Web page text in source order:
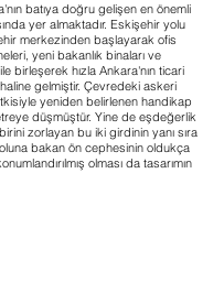
batıya doğru gelişen en önemli
yer almaktadır. Eskişehir yolu
merkezinden başlayarak ofis
yeni bakanlık binaları ve
birleşerek hızla Ankara'nın ticari
gelmiştir. Çevredeki askeri
yeniden belirlenen handikap
düşmüştür. Yine de eşdeğerlik
zorlayan bu iki girdinin yanı sıra
bakan ön cephesinin oldukça
olması da tasarımın